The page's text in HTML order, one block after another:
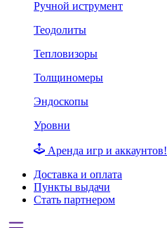
Ручной иструмент
Теодолиты
Тепловизоры
Толщиномеры
Эндоскопы
Уровни
Аренда игр и аккаунтов!
Доставка и оплата
Пункты выдачи
Стать партнером